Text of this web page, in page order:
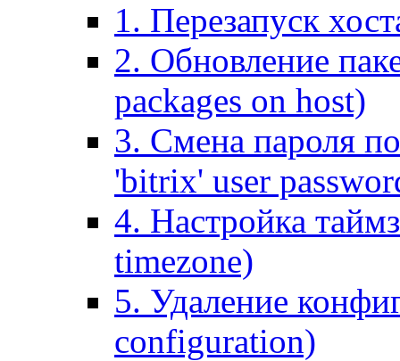
1. Перезапуск
2. Обновление
packages on host)
3. Смена пароля
'bitrix' user
4. Настройка
timezone)
5. Удаление
configuration)